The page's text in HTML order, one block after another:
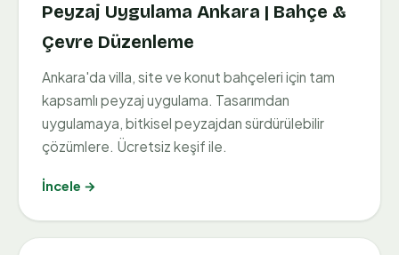
Peyzaj Uygulama Ankara | Bahçe &
Çevre Düzenleme
Ankara'da villa, site ve konut bahçeleri için tam
kapsamlı peyzaj uygulama. Tasarımdan
uygulamaya, bitkisel peyzajdan sürdürülebilir
çözümlere. Ücretsiz keşif ile.
İncele →